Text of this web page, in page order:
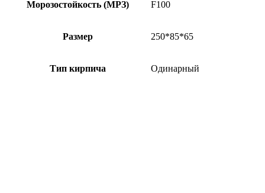
Морозостойкость (МРЗ) F100
Размер 250*85*65
Тип кирпича Одинарный